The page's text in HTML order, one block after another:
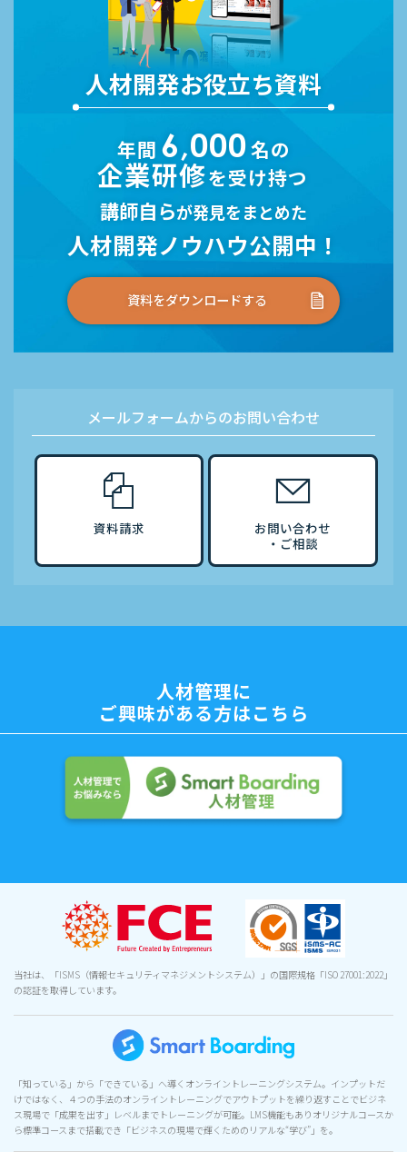
人材開発お役立ち資料
年間 6,000名の
企業研修を受け持つ
講師自らが発見をまとめた
人材開発ノウハウ公開中！
資料をダウンロードする
メールフォームからのお問い合わせ
資料請求
お問い合わせ
・ご相談
人材管理に
ご興味がある方はこちら
当社は、「ISMS（情報セキュリティマネジメントシステム）」の国際規格「ISO 27001:2022」
の認証を取得しています。
「知っている」から「できている」へ導くオンライントレーニングシステム。インプットだ
けではなく、４つの手法のオンライントレーニングでアウトプットを繰り返すことでビジネ
ス現場で「成果を出す」レベルまでトレーニングが可能。LMS機能もありオリジナルコースか
ら標準コースまで搭載でき「ビジネスの現場で輝くためのリアルな“学び”」を。